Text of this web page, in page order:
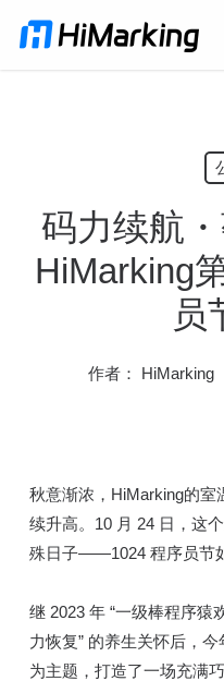
码力续航
HiMarking
员
作者： HiMarking
秋意渐浓，HiMarking的室
续升高。10 月 24 日，这
殊日子——1024 程序员节
继 2023 年 “一级棒程序猿
力恢复” 的养生关怀后，
为主题，打造了一场充满